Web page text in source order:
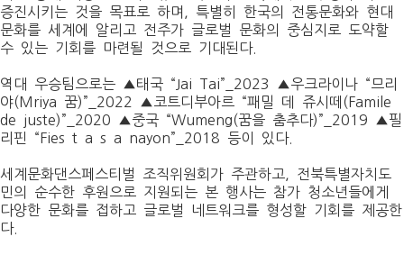
증진시키는 것을 목표로 하며, 특별히 한국의 전통문화와 현대
문화를 세계에 알리고 전주가 글로벌 문화의 중심지로 도약할
수 있는 기회를 마련될 것으로 기대된다.
역대 우승팀으로는 ▲태국 “Jai Tai”_2023 ▲우크라이나 “므리
야(Mriya 꿈)”_2022 ▲코트디부아르 “패밀 데 쥬시떼(Famile
de juste)”_2020 ▲중국 “Wumeng(꿈을 춤추다)”_2019 ▲필
리핀 “Fies t a s a nayon”_2018 등이 있다.
세계문화댄스페스티벌 조직위원회가 주관하고, 전북특별자치도
민의 순수한 후원으로 지원되는 본 행사는 참가 청소년들에게
다양한 문화를 접하고 글로벌 네트워크를 형성할 기회를 제공한
다.